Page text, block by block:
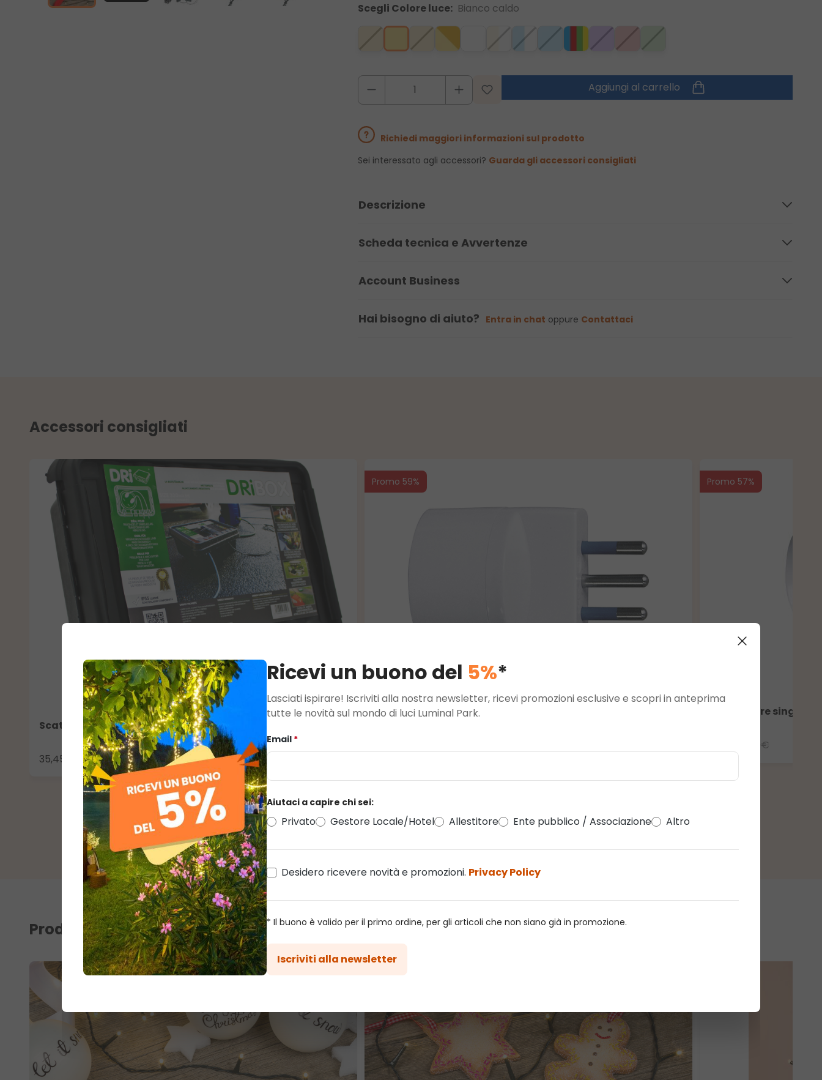
Scegli Colore luce: Bianco caldo
Aggiungi al carrello
Richiedi maggiori informazioni sul prodotto
Sei interessato agli accessori? Guarda gli accessori consigliati
Descrizione
Scheda tecnica e Avvertenze
Account Business
Hai bisogno di aiuto? Entra in chat oppure Contattaci
Ricevi un buono del 5%*
Lasciati ispirare! Iscriviti alla nostra newsletter, ricevi promozioni esclusive e scopri in anteprima
tutte le novità sul mondo di luci Luminal Park.
Email *
Aiutaci a capire chi sei:
Privato Gestore Locale/Hotel Allestitore Ente pubblico / Associazione Altro
Desidero ricevere novità e promozioni. Privacy Policy
* Il buono è valido per il primo ordine, per gli articoli che non siano già in promozione.
Iscriviti alla newsletter
Accessori consigliati
Scatola isolante DRiBOX, 330 x 230 x 140 mm
35,45 €
Promo 59% Promo 57%
Adattatore singolo
3,03 €
Prodotti correlati